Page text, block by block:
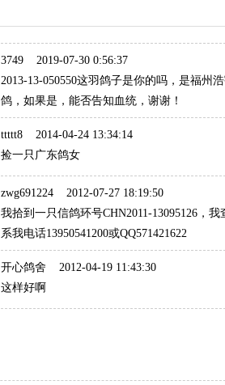
3749 2019-07-30 0:56:37
2013-13-050550这羽鸽子是你的吗，是福州
鸽，如果是，能否告知血统，谢谢！
ttttt8 2014-04-24 13:34:14
捡一只广东鸽女
zwg691224 2012-07-27 18:19:50
我拾到一只信鸽环号CHN2011-13095126，
系我电话13950541200或QQ571421622
开心鸽舍 2012-04-19 11:43:30
这样好啊